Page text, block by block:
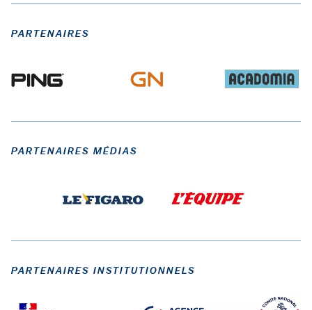
PARTENAIRES
PARTENAIRES MÉDIAS
PARTENAIRES INSTITUTIONNELS